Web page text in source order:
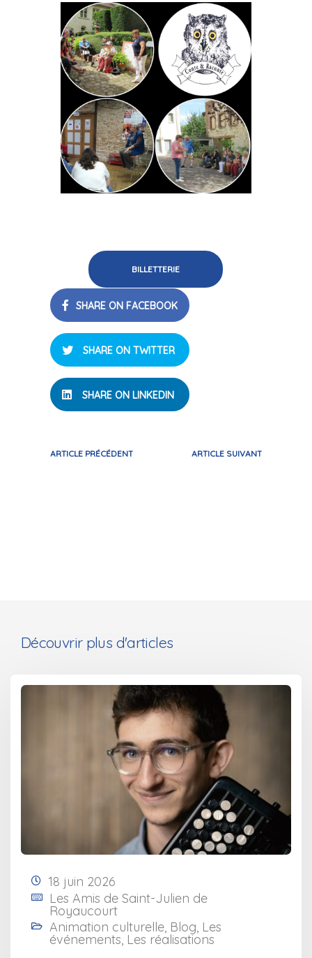
BILLETTERIE
SHARE ON FACEBOOK
SHARE ON TWITTER
SHARE ON LINKEDIN
ARTICLE PRÉCÉDENT ARTICLE SUIVANT
Découvrir plus d'articles
18 juin 2026
Les Amis de Saint-Julien de
Royaucourt
Animation culturelle, Blog, Les
événements, Les réalisations